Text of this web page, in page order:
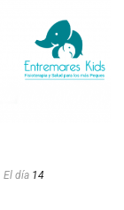
El día 14